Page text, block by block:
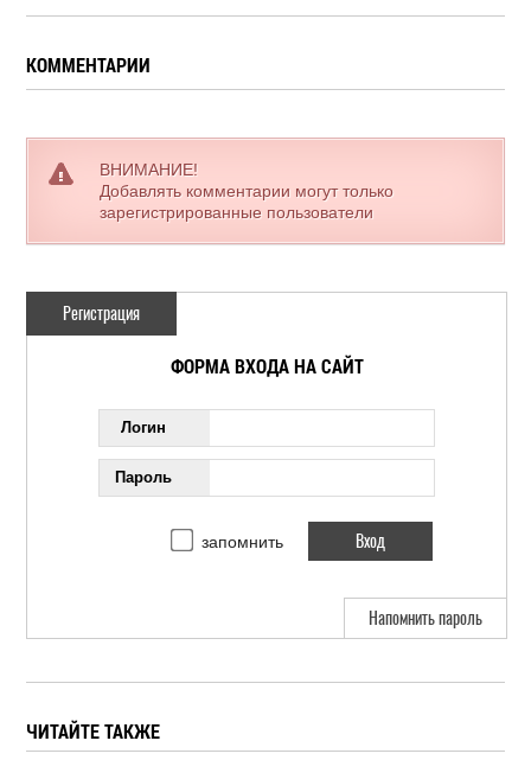
КОММЕНТАРИИ
ВНИМАНИЕ!
Добавлять комментарии могут только
зарегистрированные пользователи
Регистрация
ФОРМА ВХОДА НА САЙТ
Логин
Пароль
запомнить
Напомнить пароль
ЧИТАЙТЕ ТАКЖЕ